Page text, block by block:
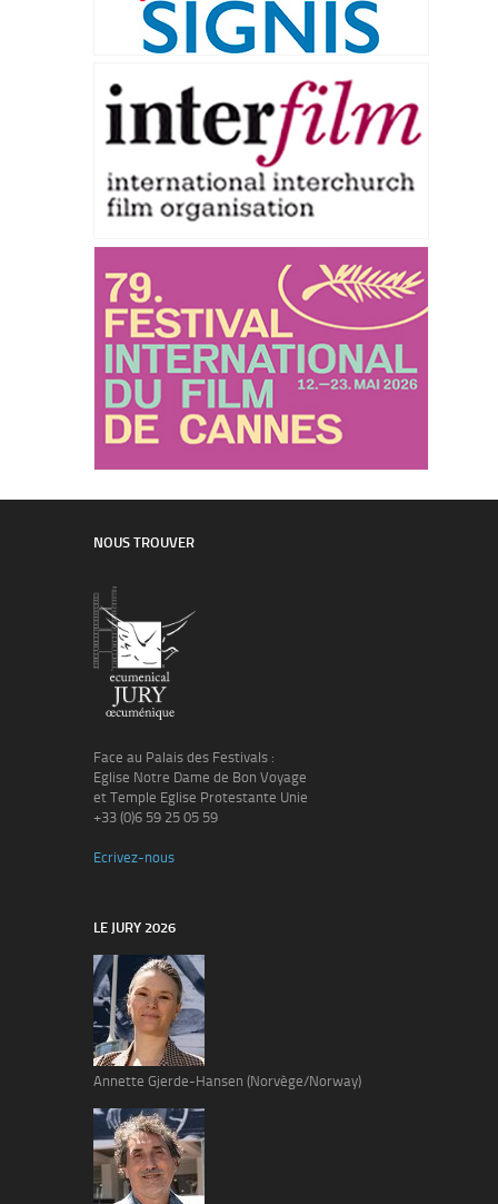
NOUS TROUVER
Face au Palais des Festivals :
Eglise Notre Dame de Bon Voyage
et Temple Eglise Protestante Unie
+33 (0)6 59 25 05 59
Ecrivez-nous
LE JURY 2026
Annette Gjerde-Hansen (Norvège/Norway)